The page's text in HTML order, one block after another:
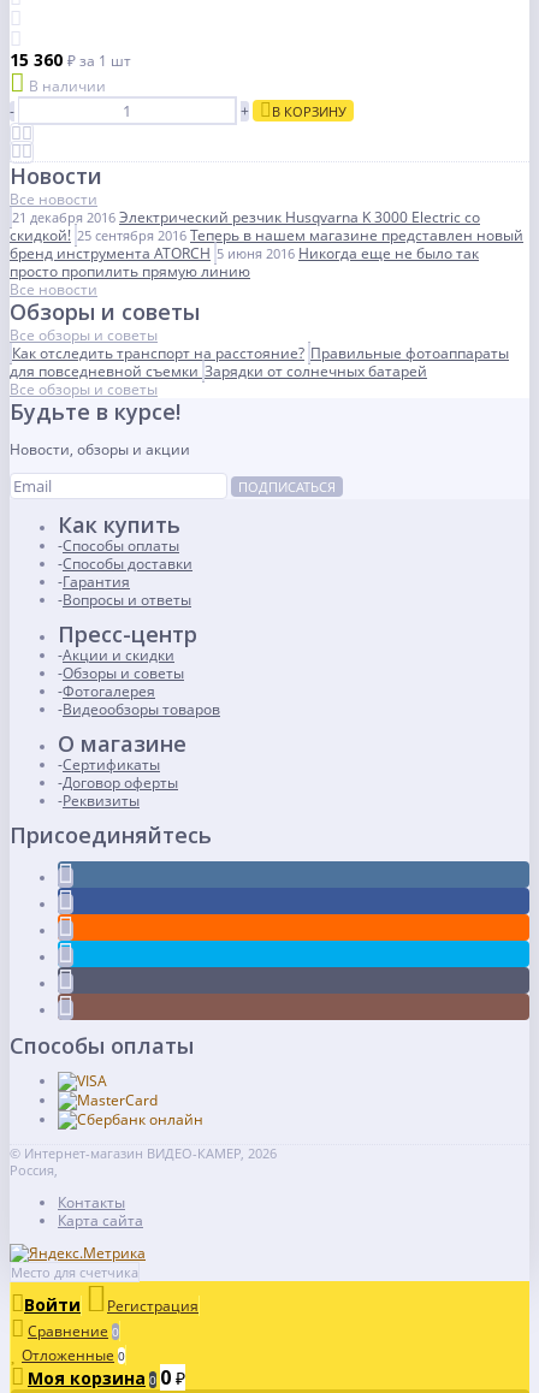
15 360 ₽за 1 шт
В наличии
-
+ В КОРЗИНУ
Новости
Все новости
21 декабря 2016 Электрический резчик Husqvarna K 3000 Electric со
скидкой! 25 сентября 2016 Теперь в нашем магазине представлен новый
бренд инструмента ATORCH 5 июня 2016 Никогда еще не было так
просто пропилить прямую линию
Все новости
Обзоры и советы
Все обзоры и советы
Как отследить транспорт на расстояние? Правильные фотоаппараты
для повседневной съемки Зарядки от солнечных батарей
Все обзоры и советы
Будьте в курсе!
Новости, обзоры и акции
ПОДПИСАТЬСЯ
Как купить
Способы оплаты
Способы доставки
Гарантия
Вопросы и ответы
Пресс-центр
Акции и скидки
Обзоры и советы
Фотогалерея
Видеообзоры товаров
О магазине
Сертификаты
Договор оферты
Реквизиты
Присоединяйтесь
Способы оплаты
© Интернет-магазин ВИДЕО-КАМЕР, 2026
Россия,
Контакты
Карта сайта
Место для счетчика
Войти
Регистрация
Сравнение 0
Отложенные 0
Моя корзина 0 0 ₽